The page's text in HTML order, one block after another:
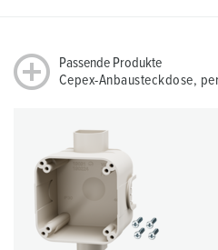
Passende Produkte
Cepex-Anbausteckdose,